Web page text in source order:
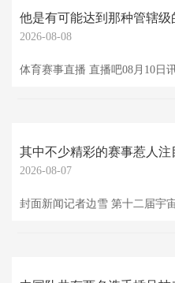
他是有可能达到那种管辖
2026-08-08
其中不少精彩的赛事惹人注
2026-08-07